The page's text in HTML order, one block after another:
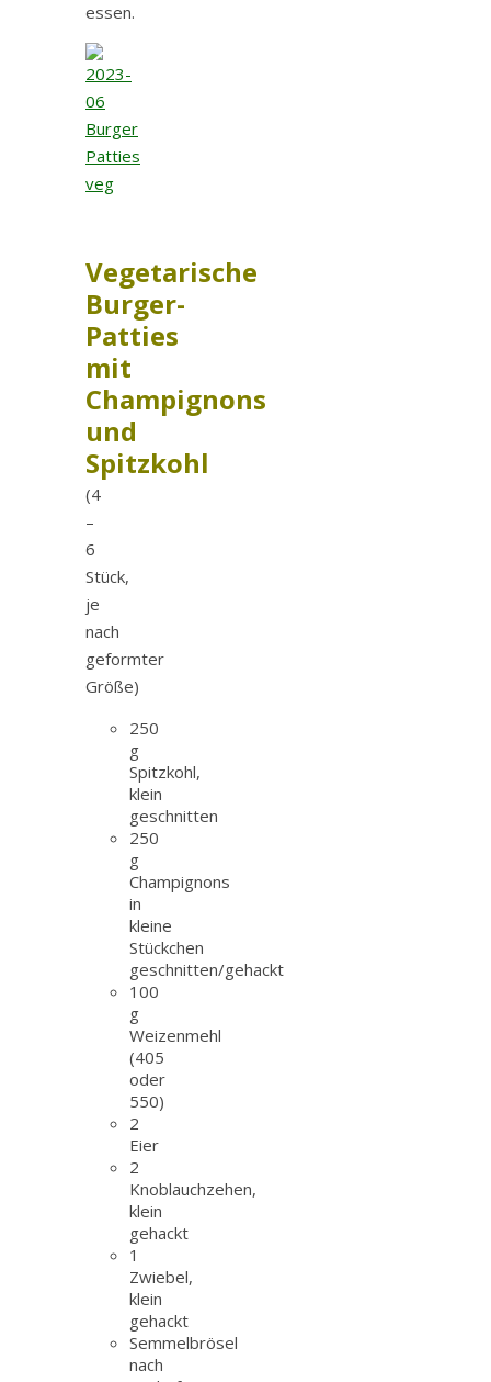
essen.
Vegetarische
Burger-
Patties
mit
Champignons
und
Spitzkohl
(4
–
6
Stück,
je
nach
geformter
Größe)
250
g
Spitzkohl,
klein
geschnitten
250
g
Champignons
in
kleine
Stückchen
geschnitten/gehackt
100
g
Weizenmehl
(405
oder
550)
2
Eier
2
Knoblauchzehen,
klein
gehackt
1
Zwiebel,
klein
gehackt
Semmelbrösel
nach